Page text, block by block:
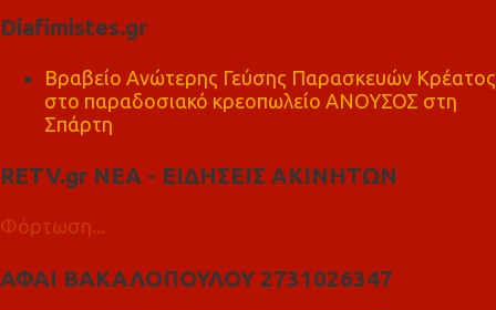
Diafimistes.gr
Βραβείο Ανώτερης Γεύσης Παρασκευών Κρέατος
στο παραδοσιακό κρεοπωλείο ΑΝΟΥΣΟΣ στη
Σπάρτη
RETV.gr ΝΕΑ - ΕΙΔΗΣΕΙΣ ΑΚΙΝΗΤΩΝ
Φόρτωση...
ΑΦΑΙ ΒΑΚΑΛΟΠΟΥΛΟΥ 2731026347